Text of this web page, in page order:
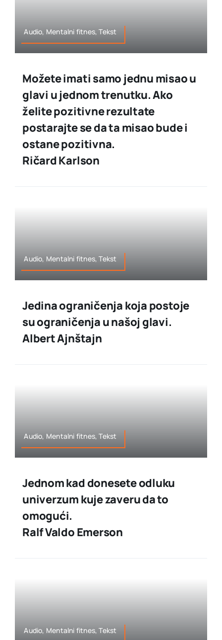
Audio, Mentalni fitnes, Tekst
Možete imati samo jednu misao u
glavi u jednom trenutku. Ako
želite pozitivne rezultate
postarajte se da ta misao bude i
ostane pozitivna.
Ričard Karlson
Audio, Mentalni fitnes, Tekst
Jedina ograničenja koja postoje
su ograničenja u našoj glavi.
Albert Ajnštajn
Audio, Mentalni fitnes, Tekst
Jednom kad donesete odluku
univerzum kuje zaveru da to
omogući.
Ralf Valdo Emerson
Audio, Mentalni fitnes, Tekst